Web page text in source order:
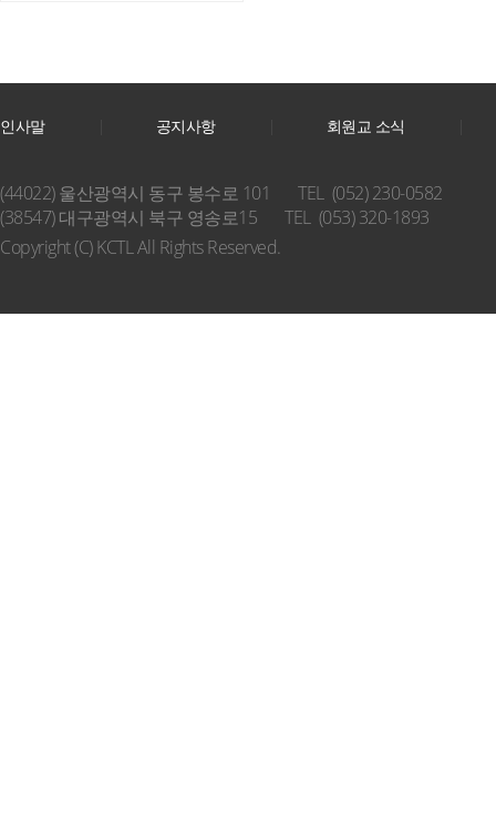
인사말 공지사항 회원교 소식
(44022) 울산광역시 동구 봉수로 101
TEL (052) 230-0582
(38547) 대구광역시 북구 영송로15
TEL (053) 320-1893
Copyright (C) KCTL All Rights Reserved.